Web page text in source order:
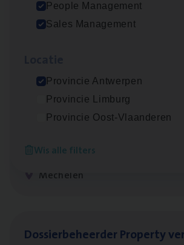
People Management
Sales Management
Provincie Antwerpen
Provincie Limburg
Provincie Oost-Vlaanderen
Wis alle filters
Dos­sier­be­heer­der
Dos­sier­be­heer­der
Insurance Operations
Mechelen
Dos­sier­be­heer­der Pro­per­ty